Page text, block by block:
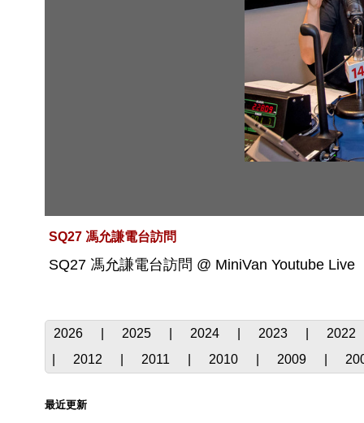
SQ27 馮允謙電台訪問
SQ27 馮允謙電台訪問 @ MiniVan Youtube Live
2026 2025 2024 2023
2022
2012 2011 2010 2009
最近更新